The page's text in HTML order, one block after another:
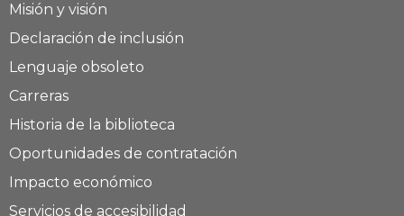
Misión y visión
Declaración de inclusión
Lenguaje obsoleto
Carreras
Historia de la biblioteca
Oportunidades de contratación
Impacto económico
Servicios de accesibilidad